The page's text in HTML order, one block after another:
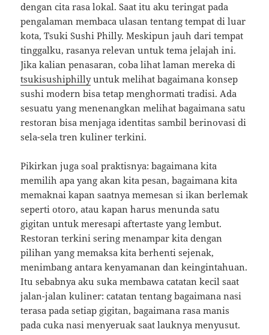
dengan cita rasa lokal. Saat itu aku teringat pada
pengalaman membaca ulasan tentang tempat di luar
kota, Tsuki Sushi Philly. Meskipun jauh dari tempat
tinggalku, rasanya relevan untuk tema jelajah ini.
Jika kalian penasaran, coba lihat laman mereka di
tsukisushiphillyuntuk melihat bagaimana konsep
sushi modern bisa tetap menghormati tradisi. Ada
sesuatu yang menenangkan melihat bagaimana satu
restoran bisa menjaga identitas sambil berinovasi di
sela-sela tren kuliner terkini.
Pikirkan juga soal praktisnya: bagaimana kita
memilih apa yang akan kita pesan, bagaimana kita
memaknai kapan saatnya memesan si ikan berlemak
seperti otoro, atau kapan harus menunda satu
gigitan untuk meresapi aftertaste yang lembut.
Restoran terkini sering menampar kita dengan
pilihan yang memaksa kita berhenti sejenak,
menimbang antara kenyamanan dan keingintahuan.
Itu sebabnya aku suka membawa catatan kecil saat
jalan-jalan kuliner: catatan tentang bagaimana nasi
terasa pada setiap gigitan, bagaimana rasa manis
pada cuka nasi menyeruak saat lauknya menyusut.